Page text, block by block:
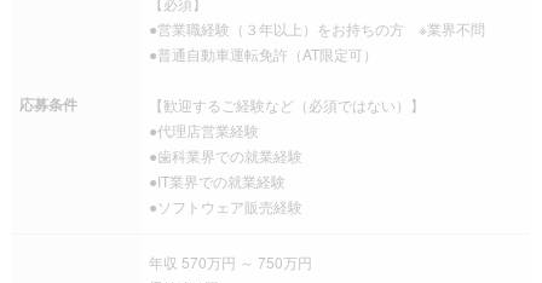
応募条件
●営業職経験（３年以上）をお持ちの方 ※業界不問
●普通自動車運転免許（AT限定可）
【歓迎するご経験など（必須ではない）】
●代理店営業経験
●歯科業界での就業経験
●IT業界での就業経験
●ソフトウェア販売経験
年収 570万円 ～ 750万円